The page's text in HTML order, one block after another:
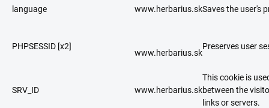
language www.herbarius.skSaves the user's
PHPSESSID [x2]
www.herbarius.sk
Preserves user
SRV_ID www.herbarius.sk
This cookie is
between the
links or servers.